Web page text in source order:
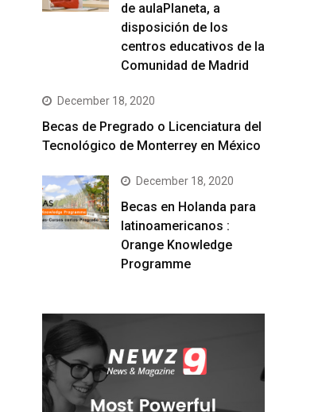
de aulaPlaneta, a
disposición de los
centros educativos de la
Comunidad de Madrid
December 18, 2020
Becas de Pregrado o Licenciatura del
Tecnológico de Monterrey en México
December 18, 2020
Becas en Holanda para
latinoamericanos :
Orange Knowledge
Programme